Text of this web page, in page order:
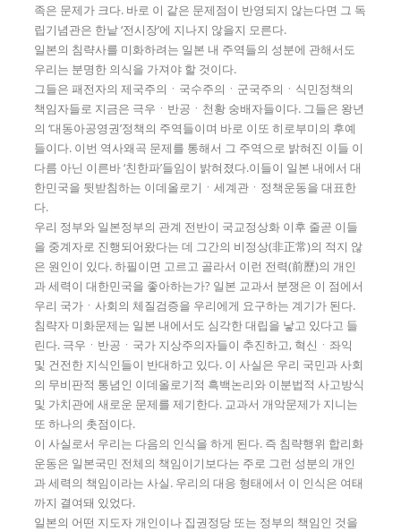
족은 문제가 크다. 바로 이 같은 문제점이 반영되지 않는다면 그 독
립기념관은 한낱 ‘전시장’에 지나지 않을지 모른다.
일본의 침략사를 미화하려는 일본 내 주역들의 성분에 관해서도
우리는 분명한 의식을 가져야 할 것이다.
그들은 패전자의 제국주의ㆍ국수주의ㆍ군국주의ㆍ식민정책의
책임자들로 지금은 극우ㆍ반공ㆍ천황 숭배자들이다. 그들은 왕년
의 ‘대동아공영권’정책의 주역들이며 바로 이또 히로부미의 후예
들이다. 이번 역사왜곡 문제를 통해서 그 주역으로 밝혀진 이들 이
다름 아닌 이른바 ‘친한파’들임이 밝혀졌다.이들이 일본 내에서 대
한민국을 뒷받침하는 이데올로기ㆍ세계관ㆍ정책운동을 대표한
다.
우리 정부와 일본정부의 관계 전반이 국교정상화 이후 줄곧 이들
을 중계자로 진행되어왔다는 데 그간의 비정상(非正常)의 적지 않
은 원인이 있다. 하필이면 고르고 골라서 이런 전력(前歷)의 개인
과 세력이 대한민국을 좋아하는가? 일본 교과서 분쟁은 이 점에서
우리 국가ㆍ사회의 체질검증을 우리에게 요구하는 계기가 된다.
침략자 미화문제는 일본 내에서도 심각한 대립을 낳고 있다고 들
린다. 극우ㆍ반공ㆍ국가 지상주의자들이 추진하고, 혁신ㆍ좌익
및 건전한 지식인들이 반대하고 있다. 이 사실은 우리 국민과 사회
의 무비판적 통념인 이데올로기적 흑백논리와 이분법적 사고방식
및 가치관에 새로운 문제를 제기한다. 교과서 개악문제가 지니는
또 하나의 촛점이다.
이 사실로서 우리는 다음의 인식을 하게 된다. 즉 침략행위 합리화
운동은 일본국민 전체의 책임이기보다는 주로 그런 성분의 개인
과 세력의 책임이라는 사실. 우리의 대응 형태에서 이 인식은 여태
까지 결여돼 있었다.
일본의 어떤 지도자 개인이나 집권정당 또는 정부의 책임인 것을